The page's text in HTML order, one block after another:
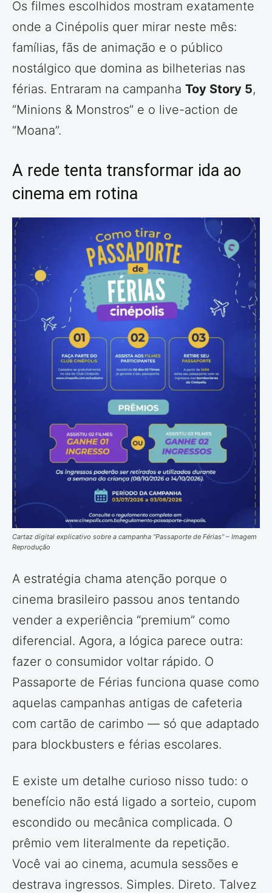
Os filmes escolhidos mostram exatamente
onde a Cinépolis quer mirar neste mês:
famílias, fãs de animação e o público
nostálgico que domina as bilheterias nas
férias. Entraram na campanha Toy Story 5,
“Minions & Monstros” e o live-action de
“Moana”.
A rede tenta transformar ida ao
cinema em rotina
Cartaz digital explicativo sobre a campanha “Passaporte de Férias” – Imagem
Reprodução
A estratégia chama atenção porque o
cinema brasileiro passou anos tentando
vender a experiência “premium” como
diferencial. Agora, a lógica parece outra:
fazer o consumidor voltar rápido. O
Passaporte de Férias funciona quase como
aquelas campanhas antigas de cafeteria
com cartão de carimbo — só que adaptado
para blockbusters e férias escolares.
E existe um detalhe curioso nisso tudo: o
benefício não está ligado a sorteio, cupom
escondido ou mecânica complicada. O
prêmio vem literalmente da repetição.
Você vai ao cinema, acumula sessões e
destrava ingressos. Simples. Direto. Talvez